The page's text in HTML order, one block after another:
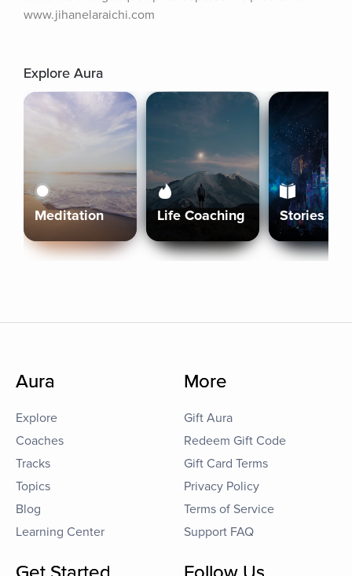
www.jihanelaraichi.com
Explore Aura
Meditation Life Coaching Stories
Aura
Explore
Coaches
Tracks
Topics
Blog
Learning Center
More
Gift Aura
Redeem Gift Code
Gift Card Terms
Privacy Policy
Terms of Service
Support FAQ